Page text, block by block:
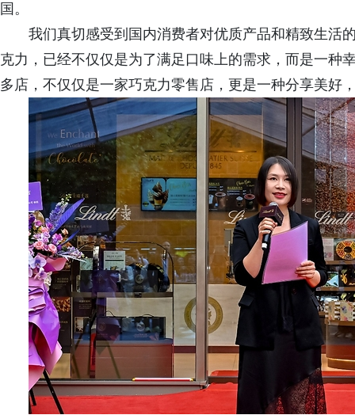
国。
我们真切感受到国内消费者对优质产品和精致生活
克力，已经不仅仅是为了满足口味上的需求，而是一种
多店，不仅仅是一家巧克力零售店，更是一种分享美好